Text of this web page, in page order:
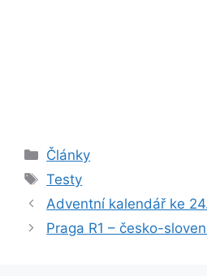
Rubriky
Články
Štítky
Testy
Adventní kalendář ke
Praga R1 – česko-